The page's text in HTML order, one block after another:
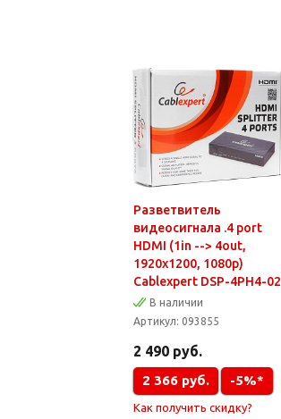
Разветвитель
видеосигнала .4 port
HDMI (1in --> 4out,
1920х1200, 1080p)
Cablexpert DSP-4PH4-02
В наличии
Артикул: 093855
2 490 руб.
2 366 руб. -5%*
Как получить скидку?